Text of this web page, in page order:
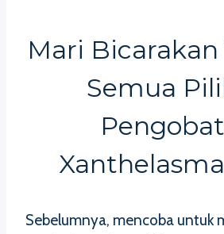
Mari
Semua
Sebelumnya, mencoba untuk